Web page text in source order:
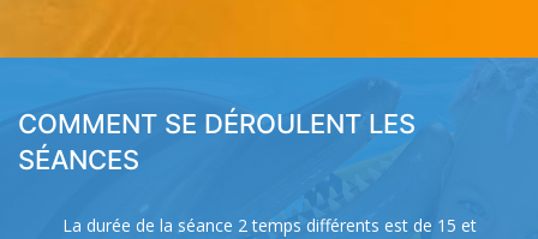
COMMENT SE DÉROULENT LES
SÉANCES
La durée de la séance 2 temps différents est de 15 et